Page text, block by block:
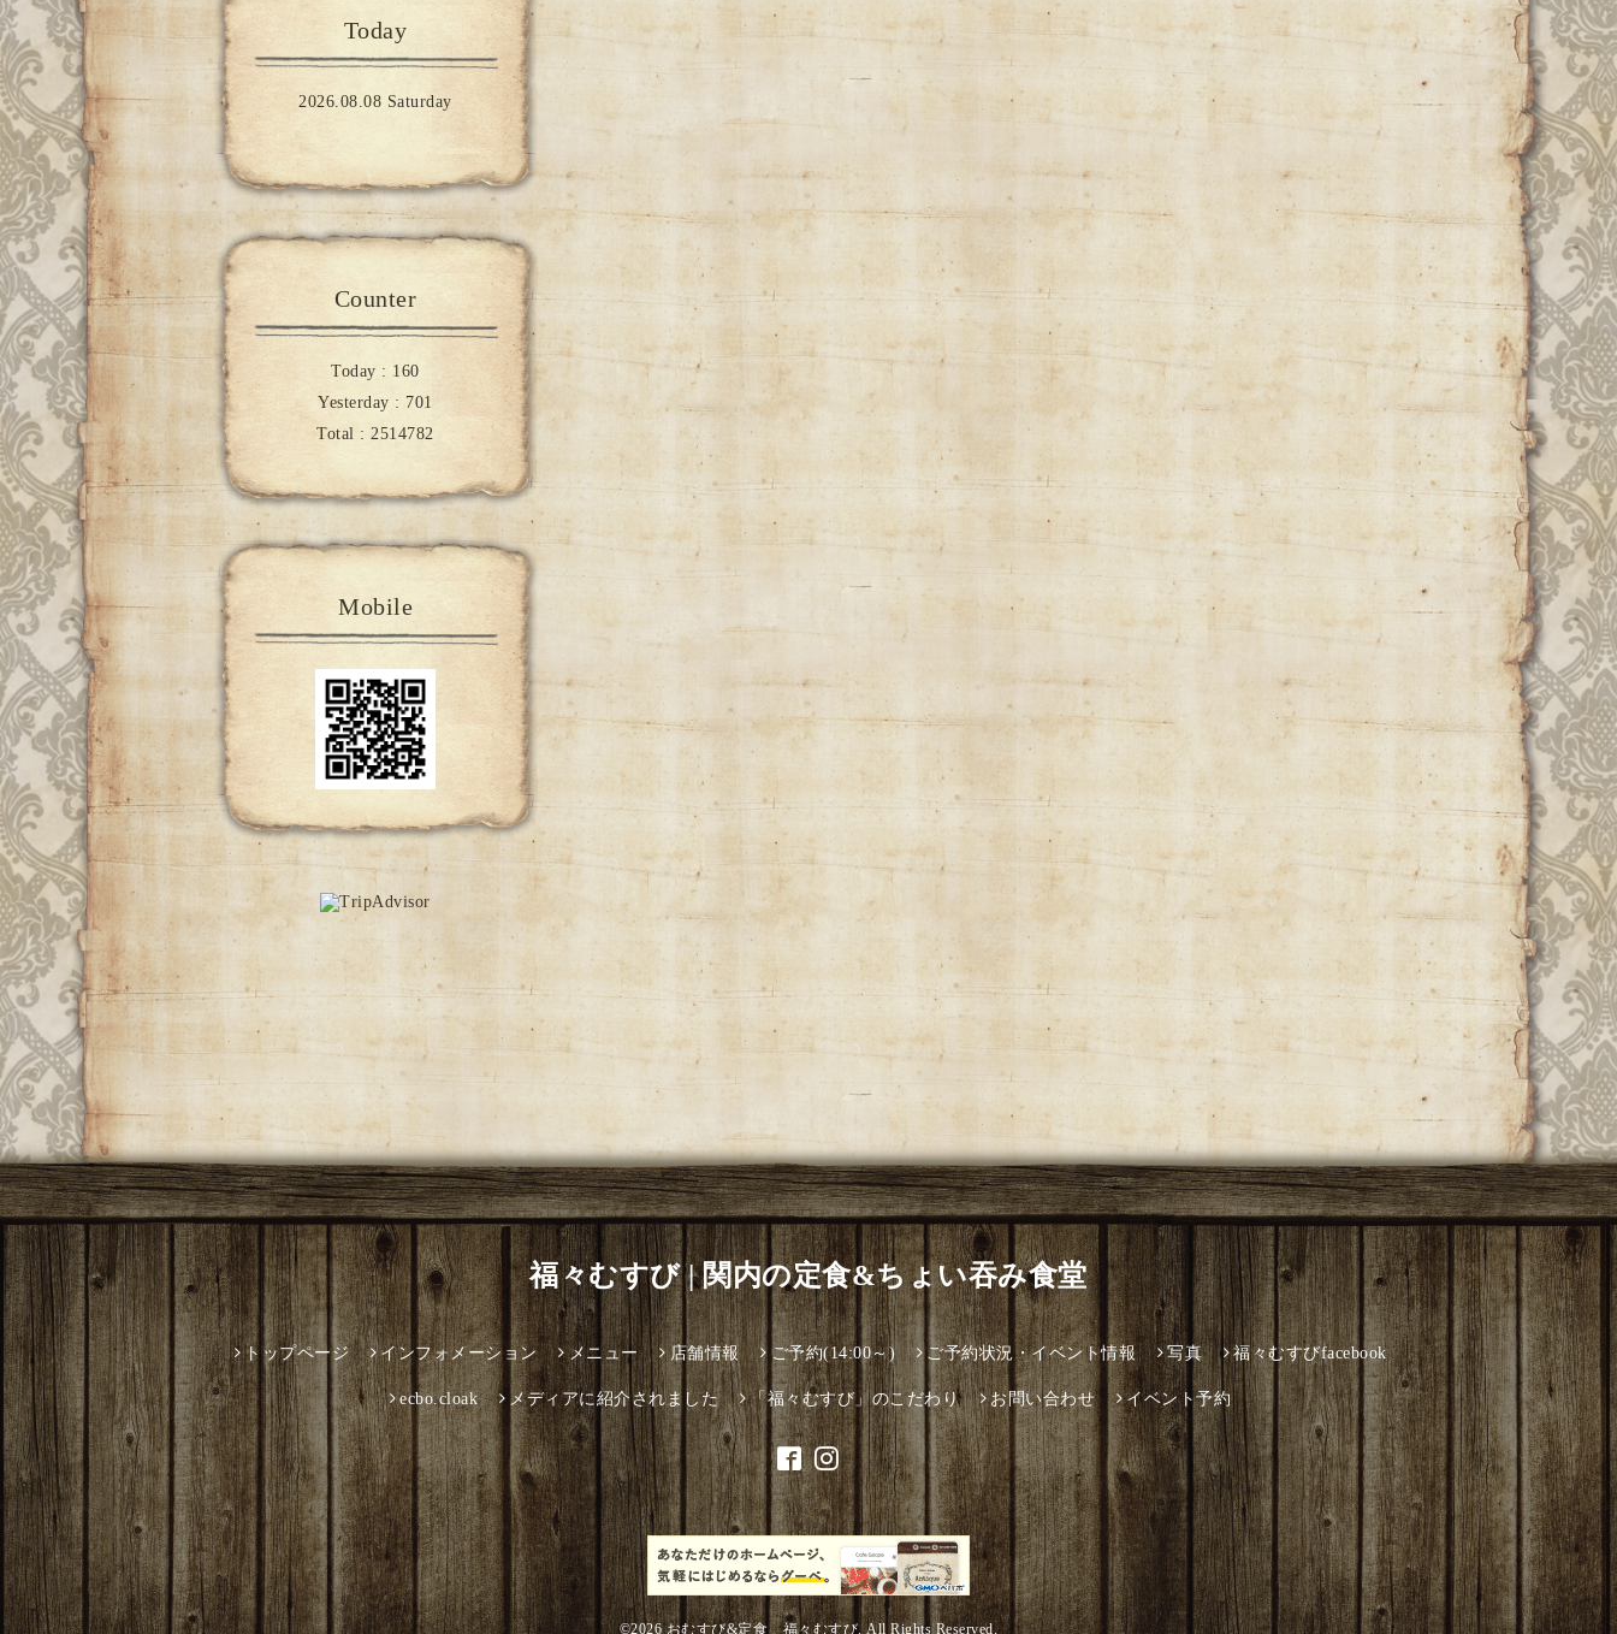
Today
2026.08.08 Saturday
Counter
Today : 160
Yesterday : 701
Total : 2514782
Mobile
福々むすび | 関内の定食&ちょい吞み食堂
トップページ インフォメーション メニュー 店舗情報 ご予約(14:00～) ご予約状況・イベント情報 写真 福々むすびfacebook
ecbo.cloak メディアに紹介されました 「福々むすび」のこだわり お問い合わせ イベント予約
©2026おむすび&定食 福々むすび. All Rights Reserved.